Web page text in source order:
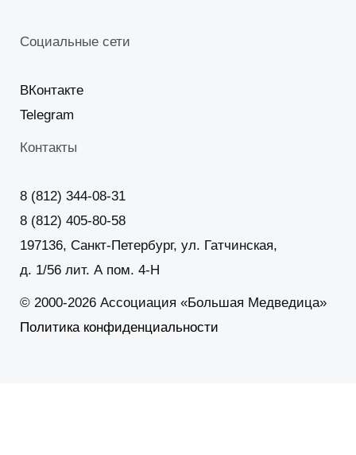
Социальные сети
ВКонтакте
Telegram
Контакты
8 (812) 344-08-31
8 (812) 405-80-58
197136, Санкт-Петербург, ул. Гатчинская,
д. 1/56 лит. А пом. 4-Н
© 2000-2026 Ассоциация «Большая Медведица»
Политика конфиденциальности